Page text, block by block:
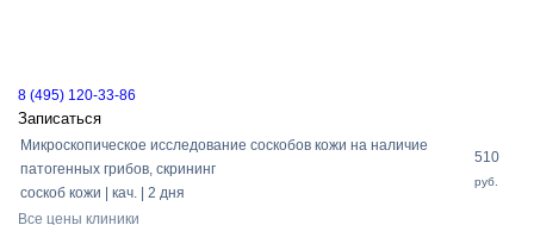
8 (495) 120-33-86
Записаться
Микроскопическое исследование соскобов кожи на наличие
патогенных грибов, скрининг
соскоб кожи | кач. | 2 дня
510
руб.
Все цены клиники